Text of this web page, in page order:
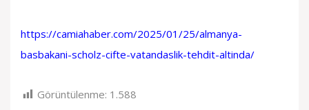
https://camiahaber.com/2025/01/25/almanya-
basbakani-scholz-cifte-vatandaslik-tehdit-altinda/
Görüntülenme: 1.588